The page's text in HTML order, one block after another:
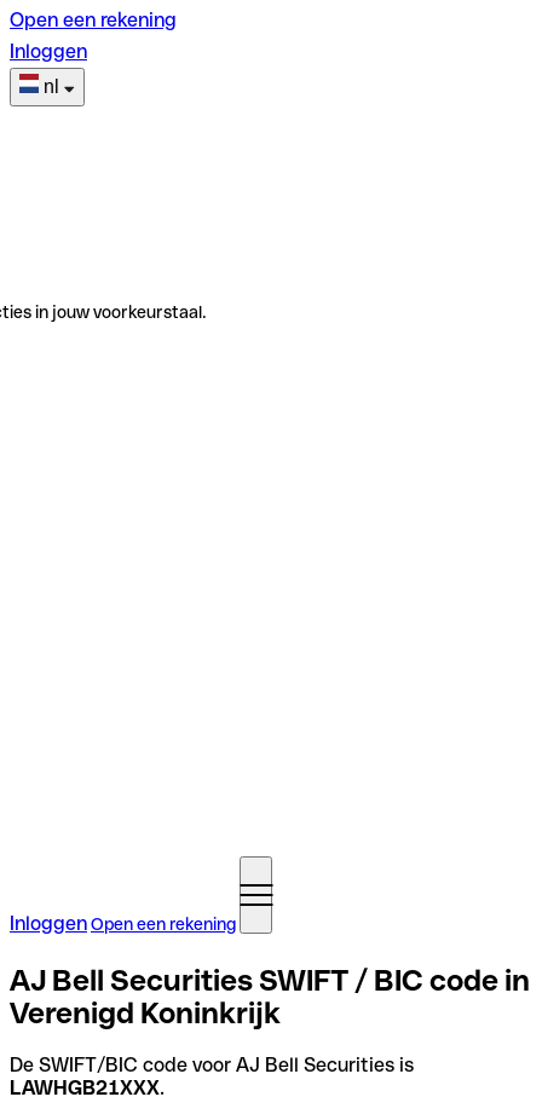
Open een rekening
Inloggen
nl
in jouw voorkeurstaal.
InloggenOpen een rekening
AJ Bell Securities SWIFT / BIC code in
Verenigd Koninkrijk
De SWIFT/BIC code voor AJ Bell Securities is
LAWHGB21XXX.